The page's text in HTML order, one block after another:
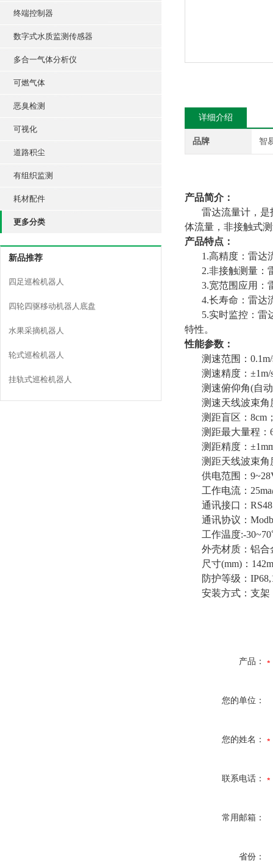
终端控制器
数字式水质监测传感器
多合一气体分析仪
可燃气体
恶臭检测
可视化
道路积尘
有组织监测
耗材配件
更多分类
新品推荐
四足巡检机器人
四轮四驱移动机器人底盘
水果采摘机器人
轮式巡检机器人
挂轨式巡检机器人
详细介绍
品牌 智
产品简介 ：
雷达流量计，
体流量，非接触式
产品特点：
1.高精度：雷达
2.非接触测量：
3.宽范围应用：
4.长寿命：雷达
5.实时监控：雷
特性。
性能参数：
测速范围 ：
测速精度：
测速俯仰角(自
测速天线波束角
测距盲区：8cm
测距最大量程：
测距精度：
测距天线波束角
供电范围：
工作电流：
通讯接口：
通讯协议：
工作温度:-
外壳材质：铝合
尺寸(mm)：
防护等级：
安装方式：支架
产品：
您的单位：
您的姓名：
联系电话：
常用邮箱：
省份：